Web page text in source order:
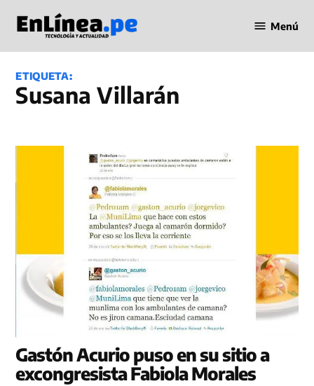
contenido
en Línea
Menú
ETIQUETA:
Susana Villarán
Gastón Acurio puso en su sitio a
excongresista Fabiola Morales